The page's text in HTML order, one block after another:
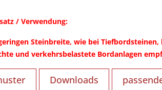
/ Verwendung:
Steinbreite, wie bei
und verkehrsbelastete Bordanlagen
Downloads